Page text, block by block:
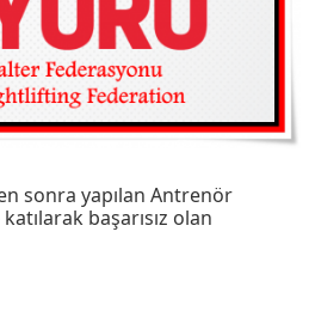
sonra yapılan Antrenör
başarısız olan